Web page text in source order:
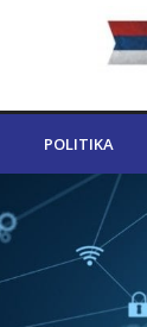
POLITIKA